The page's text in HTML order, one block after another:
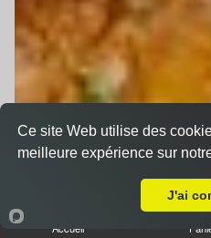
Accueil
Ce site Web utilise des
meilleure expérience sur
J'ai